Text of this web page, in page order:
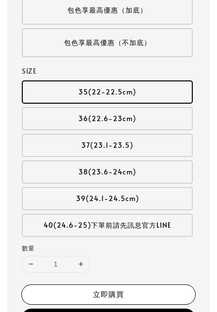
包色享最高優惠（加底）
包色享最高優惠（不加底）
SIZE
35(22-22.5cm)
36(22.6-23cm)
37(23.1-23.5)
38(23.6-24cm)
39(24.1-24.5cm)
40(24.6-25)下單前請先訊息官方LINE
數量
立即購買